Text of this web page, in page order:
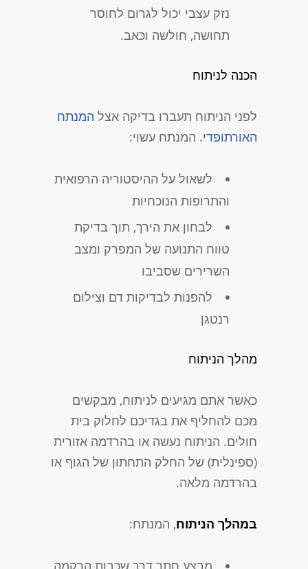
נזק עצבי יכול לגרום לחוסר
תחושה, חולשה וכאב.
הכנה לניתוח
לפני הניתוח תעברו בדיקה אצל המנתח
האורתופדי. המנתח עשוי:
לשאול על ההיסטוריה הרפואית
והתרופות הנוכחיות
לבחון את הירך, תוך בדיקת
טווח התנועה של המפרק ומצב
השרירים שסביבו
להפנות לבדיקות דם וצילום
רנטגן
מהלך הניתוח
כאשר אתם מגיעים לניתוח, מבקשים
מכם להחליף את בגדיכם לחלוק בית
חולים. הניתוח נעשה או בהרדמה אזורית
(ספינלית) של החלק התחתון של הגוף או
בהרדמה מלאה.
במהלך הניתוח, המנתח:
מבצע חתך דרך שכבות הרקמה